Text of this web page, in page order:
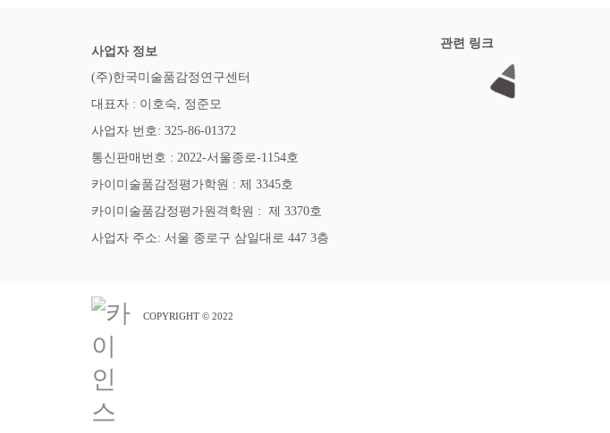
사업자 정보
(주)한국미술품감정연구센터
대표자 : 이호숙, 정준모
사업자 번호: 325-86-01372
통신판매번호 : 2022-서울종로-1154호
카이미술품감정평가학원 : 제 3345호
카이미술품감정평가원격학원 : 제 3370호
사업자 주소: 서울 종로구 삼일대로 447 3층
관련 링크
COPYRIGHT © 2022